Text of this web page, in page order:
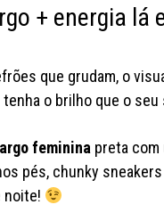
+ energia lá
que grudam, o
o brilho que o seu
feminina preta com
pés, chunky
noite!